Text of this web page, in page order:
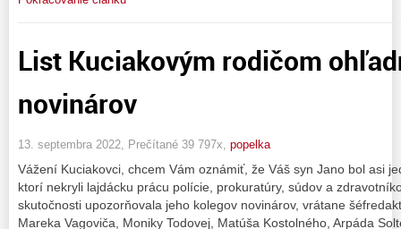
List Kuciakovým rodičom
novinárov
13. septembra 2022, Prečítané 39 797x, popelka
Vážení Kuciakovci, chcem Vám oznámiť, že Váš syn Jano bol asi
ktorí nekryli lajdácku prácu polície, prokuratúry, súdov a
skutočnosti upozorňovala jeho kolegov novinárov, vrátane
Mareka Vagoviča, Moniky Todovej, Matúša Kostolného, Arpáda